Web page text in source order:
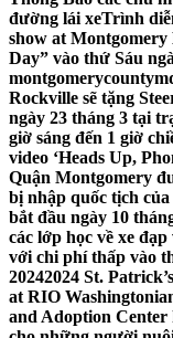
đường lái xeTrình
show at
Day” vào thứ Sáu
Rockville sẽ tặng
ngày 23 tháng 3 tại
giờ sáng đến 1 giờ
video ‘Heads Up,
Quận Montgomery
bị nhập quốc tịch
bắt đầu ngày 10
các lớp học về xe
với chi phí thấp vào
20242024 St.
at RIO
and Adoption Center